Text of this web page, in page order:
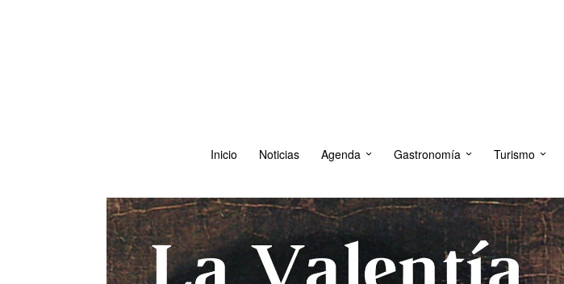
Inicio Noticias Agenda Gastronomía Turismo